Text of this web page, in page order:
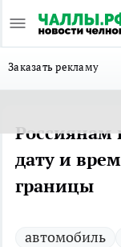
Заказать рекламу
Россиянам
дату и
границы
автомобиль